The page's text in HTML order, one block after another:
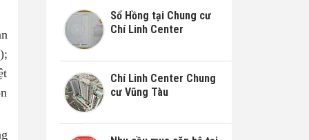
Sổ Hồng tại Chung cư
Chí Linh Center
Chí Linh Center Chung
cư Vũng Tàu